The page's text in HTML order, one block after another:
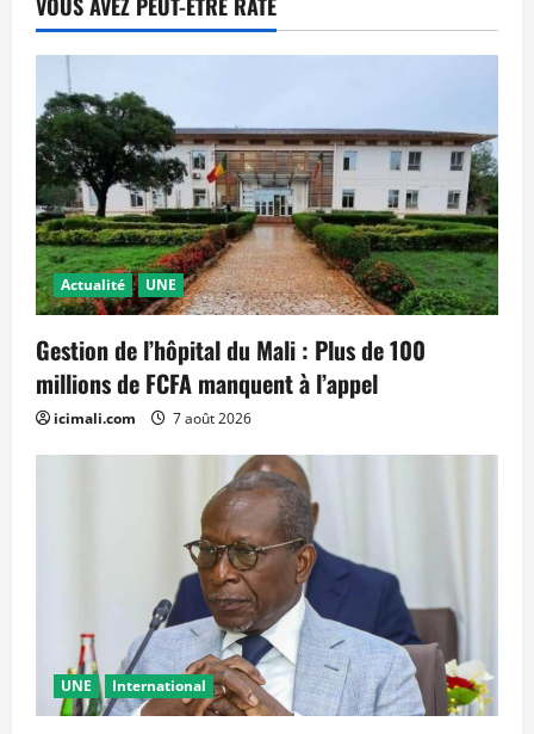
Actualité UNE
Gestion de l’hôpital du Mali : Plus de 100
millions de FCFA manquent à l’appel
icimali.com 7 août 2026
UNE International